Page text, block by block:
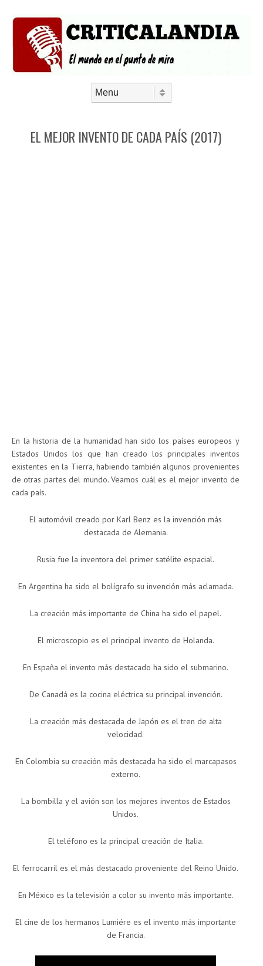
EL MEJOR INVENTO DE CADA PAÍS (2017)
En la historia de la humanidad han sido los países europeos y
Estados Unidos los que han creado los principales inventos
existentes en la Tierra, habiendo también algunos provenientes
de otras partes del mundo. Veamos cuál es el mejor invento de
cada país.
El automóvil creado por Karl Benz es la invención más
destacada de Alemania.
Rusia fue la inventora del primer satélite espacial.
En Argentina ha sido el bolígrafo su invención más aclamada.
La creación más importante de China ha sido el papel.
El microscopio es el principal invento de Holanda.
En España el invento más destacado ha sido el submarino.
De Canadá es la cocina eléctrica su principal invención.
La creación más destacada de Japón es el tren de alta
velocidad.
En Colombia su creación más destacada ha sido el marcapasos
externo.
La bombilla y el avión son los mejores inventos de Estados
Unidos.
El teléfono es la principal creación de Italia.
El ferrocarril es el más destacado proveniente del Reino Unido.
En México es la televisión a color su invento más importante.
El cine de los hermanos Lumiére es el invento más importante
de Francia.